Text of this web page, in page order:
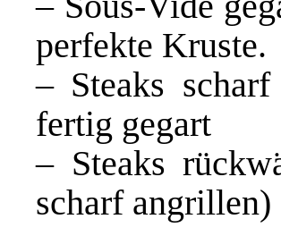
perfekte Kruste.
– Steaks
fertig gegart
– Steaks
scharf angrillen)